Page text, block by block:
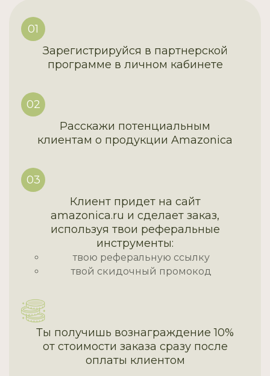
01
Зарегистрируйся в партнерской
программе в личном кабинете
02
Расскажи потенциальным
клиентам о продукции Amazonica
03
Клиент придет на сайт
amazonica.ru и сделает заказ,
используя твои реферальные
инструменты:
твою реферальную ссылку
твой скидочный промокод
Ты получишь вознаграждение 10%
от стоимости заказа сразу после
оплаты клиентом